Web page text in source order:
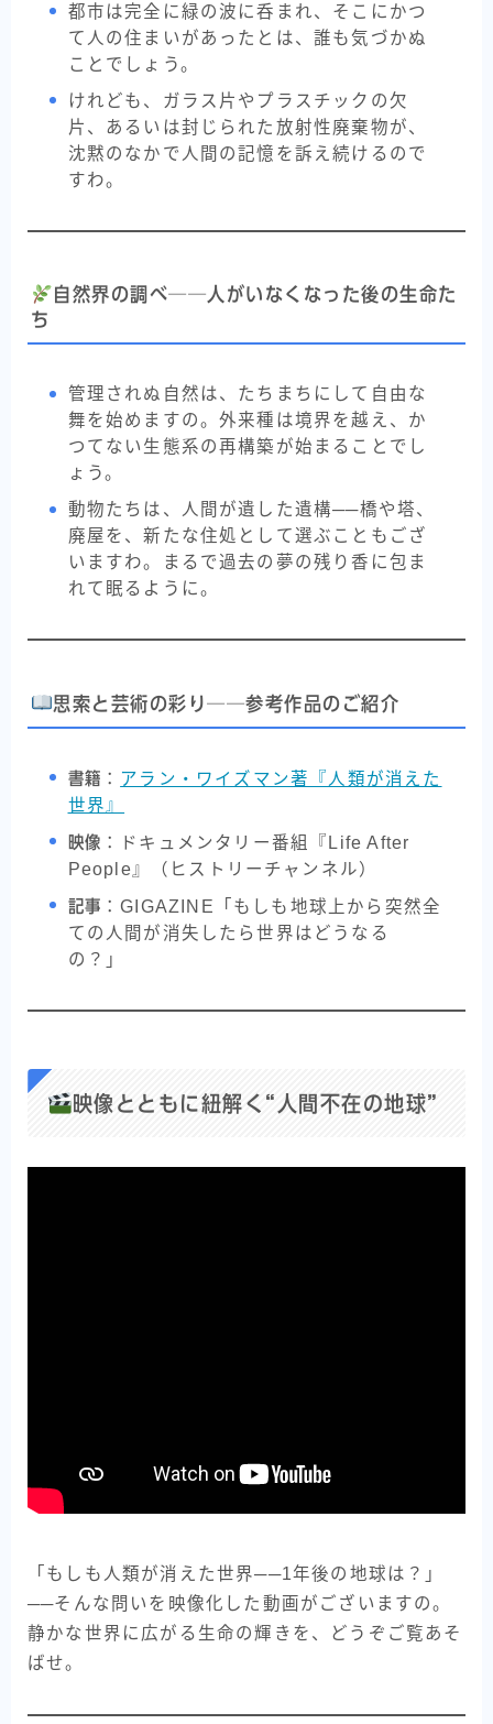
都市は完全に緑の波に呑まれ、そこにかつ
て人の住まいがあったとは、誰も気づかぬ
ことでしょう。
けれども、ガラス片やプラスチックの欠
片、あるいは封じられた放射性廃棄物が、
沈黙のなかで人間の記憶を訴え続けるので
すわ。
自然界の調べ──人がいなくなった後の生命た
ち
管理されぬ自然は、たちまちにして自由な
舞を始めますの。外来種は境界を越え、か
つてない生態系の再構築が始まることでし
ょう。
動物たちは、人間が遺した遺構──橋や塔、
廃屋を、新たな住処として選ぶこともござ
いますわ。まるで過去の夢の残り香に包ま
れて眠るように。
思索と芸術の彩り──参考作品のご紹介
書籍 ： アラン・ワイズマン著『人類が消えた
世界』
映像 ：ドキュメンタリー番組『Life After
People』（ヒストリーチャンネル）
記事 ：GIGAZINE「もしも地球上から突然全
ての人間が消失したら世界はどうなる
の？」
映像とともに紐解く“人間不在の地球”
「もしも人類が消えた世界──1年後の地球は？」
──そんな問いを映像化した動画がございますの。
静かな世界に広がる生命の輝きを、どうぞご覧あそ
ばせ。